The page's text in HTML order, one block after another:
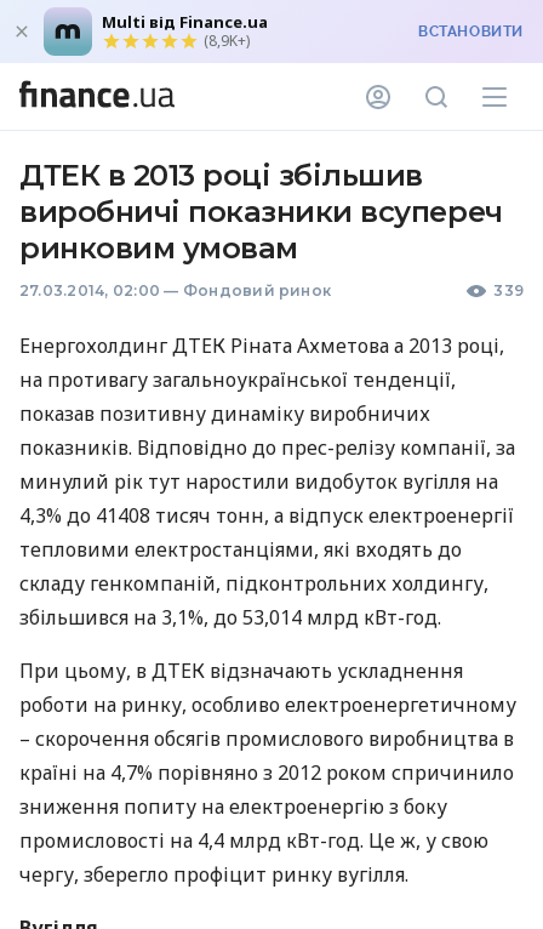
Multi від Finance.ua
(8,9K+) ВСТАНОВИТИ
ДТЕК в 2013 році збільшив
виробничі показники всупереч
ринковим умовам
27.03.2014, 02:00 — Фондовий ринок 339
ЕнергохолдингДТЕК Ріната Ахметова а 2013 році,
на противагу загальноукраїнської тенденції,
показав позитивну динаміку виробничих
показників. Відповідно до прес-релізу компанії, за
минулий рік тут наростили видобуток вугілля на
4,3% до 41408 тисяч тонн, а відпуск електроенергії
тепловими електростанціями, які входять до
складу генкомпаній, підконтрольних холдингу,
збільшився на 3,1%, до 53,014 млрд кВт-год.
При цьому, вДТЕК відзначають ускладнення
роботи на ринку, особливо електроенергетичному
– скорочення обсягів промислового виробництва в
країні на 4,7% порівняно з 2012 роком спричинило
зниження попиту на електроенергію з боку
промисловості на 4,4 млрд кВт-год. Це ж, у свою
чергу, зберегло профіцит ринку вугілля.